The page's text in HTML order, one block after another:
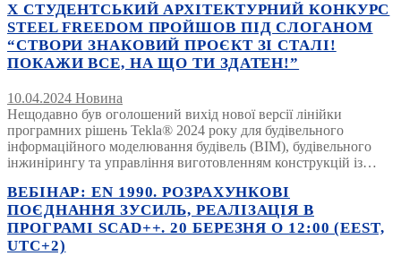
Х СТУДЕНТСЬКИЙ АРХІТЕКТУРНИЙ КОНКУРС
STEEL FREEDOM ПРОЙШОВ ПІД СЛОГАНОМ
“СТВОРИ ЗНАКОВИЙ ПРОЄКТ ЗІ СТАЛІ!
ПОКАЖИ ВСЕ, НА ЩО ТИ ЗДАТЕН!”
10.04.2024 Новина
Нещодавно був оголошений вихід нової версії лінійки
програмних рішень Tekla® 2024 року для будівельного
інформаційного моделювання будівель (BIM), будівельного
інжинірингу та управління виготовленням конструкцій із…
ВЕБІНАР: EN 1990. РОЗРАХУНКОВІ
ПОЄДНАННЯ ЗУСИЛЬ, РЕАЛІЗАЦІЯ В
ПРОГРАМІ SCAD++. 20 БЕРЕЗНЯ О 12:00 (EEST,
UTC+2)